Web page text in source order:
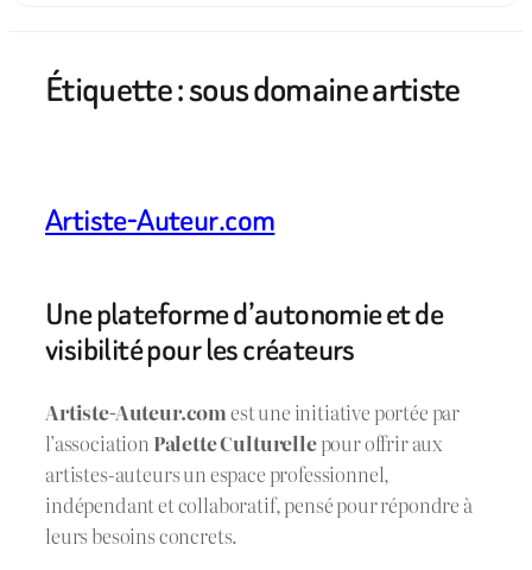
Étiquette :sous domaine artiste
Artiste-Auteur.com
Une plateforme d’autonomie et de
visibilité pour les créateurs
Artiste-Auteur.comest une initiative portée par
l’association Palette Culturellepour offrir aux
artistes-auteurs un espace professionnel,
indépendant et collaboratif, pensé pour répondre à
leurs besoins concrets.